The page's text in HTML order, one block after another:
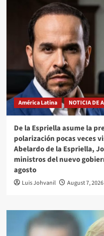
América Latina NOTICIA DE
De la Espriella asume la
polarización pocas veces
Abelardo de la Espriella,
ministros del nuevo
agosto
Luis Johvanil August 7, 2026